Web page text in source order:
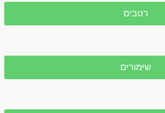
רטבים
שימורים